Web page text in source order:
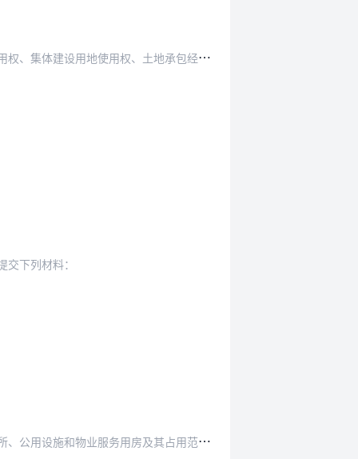
用地使用权、土地承包经营权的首次登记。
下列材料：
占用范围内的建设用地使用权一并申请登记为业…